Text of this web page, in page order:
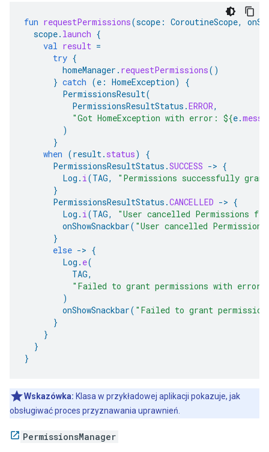
fun requestPermissions(scope : CoroutineScope,
scope. launch {
val result =
try {
homeManager . requestPermissions()
} catch (e : HomeException)
{
PermissionsResult(
PermissionsResultStatus .ERROR,
"Got HomeException with error: ${e.
)
}
when (result. status)
{
PermissionsResultStatus .SUCCESS -> {
Log . i(TAG,
"Permissions successfully
}
PermissionsResultStatus .CANCELLED -> {
Log . i(TAG,
"User cancelled Permissions
onShowSnackbar( "User cancelled
}
else -> {
Log . e(
TAG,
"Failed to grant permissions with
)
onShowSnackbar( "Failed to grant
}
}
}
}
Wskazówka: Klasa w przykładowej aplikacji pokazuje, jak
obsługiwać proces przyznawania uprawnień.
PermissionsManager